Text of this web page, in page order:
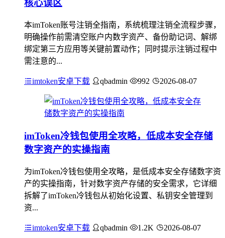
核心误区
本imToken账号注销全指南，系统梳理注销全流程步骤，
明确操作前需清空账户内数字资产、备份助记词、解绑
绑定第三方应用等关键前置动作；同时提示注销过程中
需注意的...
imtoken安卓下载 qbadmin 992 2026-08-07
imToken冷钱包使用全攻略，低成本安全存储
数字资产的实操指南
为imToken冷钱包使用全攻略，是低成本安全存储数字资
产的实操指南，针对数字资产存储的安全需求，它详细
拆解了imToken冷钱包从初始化设置、私钥安全管理到
资...
imtoken安卓下载 qbadmin 1.2K 2026-08-07